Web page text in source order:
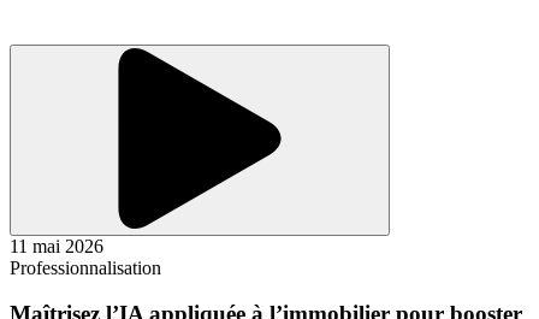
11 mai 2026
Professionnalisation
Maîtrisez l’IA appliquée à l’immobilier pour booster